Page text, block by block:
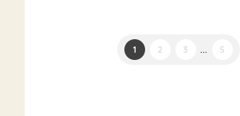
1 2 3 ... 5